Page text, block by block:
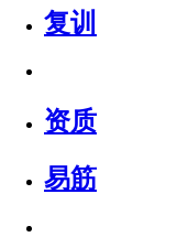
复训
资质
易筋